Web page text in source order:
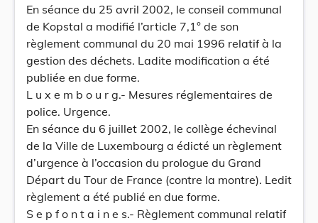
En séance du 25 avril 2002, le conseil communal
de Kopstal a modifié l’article 7,1° de son
règlement communal du 20 mai 1996 relatif à la
gestion des déchets. Ladite modification a été
publiée en due forme.
L u x e m b o u r g.- Mesures réglementaires de
police. Urgence.
En séance du 6 juillet 2002, le collège échevinal
de la Ville de Luxembourg a édicté un règlement
d’urgence à l’occasion du prologue du Grand
Départ du Tour de France (contre la montre). Ledit
règlement a été publié en due forme.
S e p f o n t a i n e s.- Règlement communal relatif